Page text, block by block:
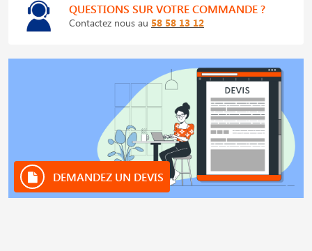
QUESTIONS SUR VOTRE COMMANDE ?
Contactez nous au 58 58 13 12
DEMANDEZ UN DEVIS